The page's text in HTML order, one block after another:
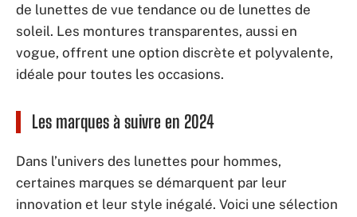
de lunettes de vue tendance ou de lunettes de
soleil. Les montures transparentes, aussi en
vogue, offrent une option discrète et polyvalente,
idéale pour toutes les occasions.
Les marques à suivre en 2024
Dans l’univers des lunettes pour hommes,
certaines marques se démarquent par leur
innovation et leur style inégalé. Voici une sélection